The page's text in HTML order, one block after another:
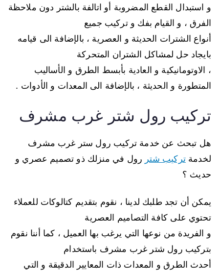
و استبدال القطع المضروبة أو اتالفة بالشتر دون ملاحظة
الفرق ، و القيام بفك و تركيب جميع
أنواع الشترات الحديثة و العصرية ، بالإضافة الى قيامه
بايجاد حل لمشاكل الشتران المتحركة
، الاوتومانيكية و العادية بأبسط الطرق و الأساليب
المتطورة و الحديثة ، بالإضافة الى المعدات و الأدوات .
تركيب رول شتر غرب مشرف
هل تبحث عن خدمة تركيب رول ستر غرب مشرف
لخدمةتركيب شتر رول في منزلك ذو تصميم عصري و
حديث ؟
يمكن أن تجد طلبك لدينا ، نقوم بتقديم كتالوكات للعملاء
تحتوي على كافة التصاميم العصرية
و الفريدة من نوعها التي يرغب بها العميل ، كما أننا نقوم
بتركيب رول شتر غرب مشرف باستخدام
أحدث الطرق و المعدات ذات المعايير الدقيقة و التي